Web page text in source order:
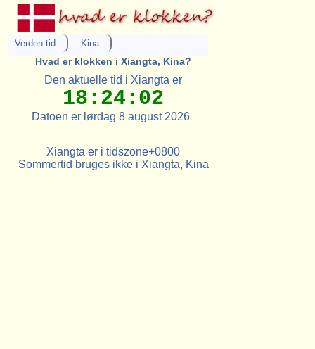
Verden tid Kina
Hvad er klokken i Xiangta, Kina?
Den aktuelle tid i Xiangta er
18:24:02
Datoen er lørdag 8 august 2026
Xiangta er i tidszone+0800
Sommertid bruges ikke i Xiangta, Kina